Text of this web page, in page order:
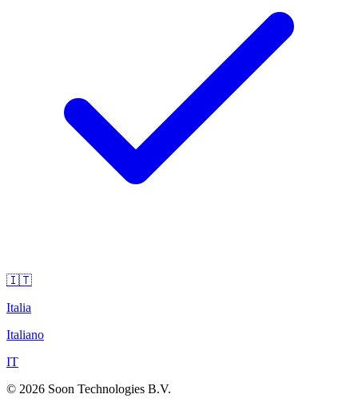
🇮🇹
Italia
Italiano
IT
© 2026 Soon Technologies B.V.